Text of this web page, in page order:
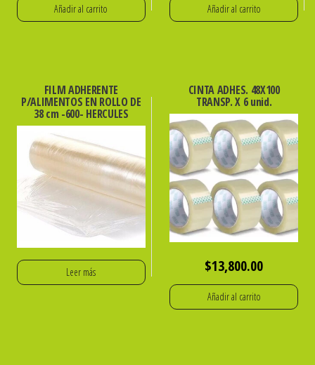
Añadir al carrito Añadir al carrito
FILM ADHERENTE
P/ALIMENTOS EN ROLLO DE
38 cm -600- HERCULES
Leer más
CINTA ADHES. 48X100
TRANSP. X 6 unid.
$13,800.00
Añadir al carrito